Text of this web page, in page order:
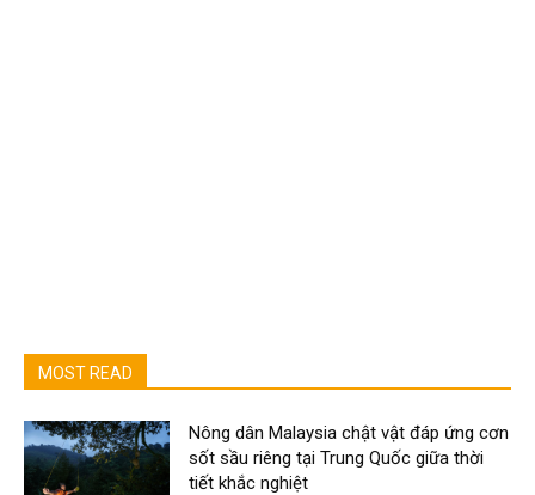
MOST READ
Nông dân Malaysia chật vật đáp ứng cơn
sốt sầu riêng tại Trung Quốc giữa thời
tiết khắc nghiệt